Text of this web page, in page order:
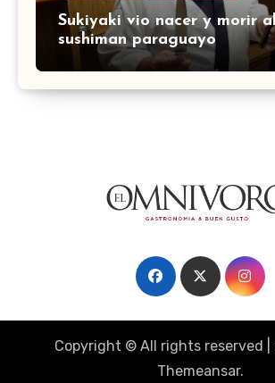
Sukiyaki vio nacer y morir
sushiman paraguayo
Copyright © All rights reserved
Themeansar.